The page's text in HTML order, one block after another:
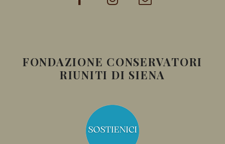
FONDAZIONE CONSERVATORI
RIUNITI DI SIENA